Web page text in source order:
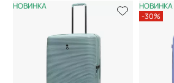
НОВИНКА
НОВИНКА
-30%